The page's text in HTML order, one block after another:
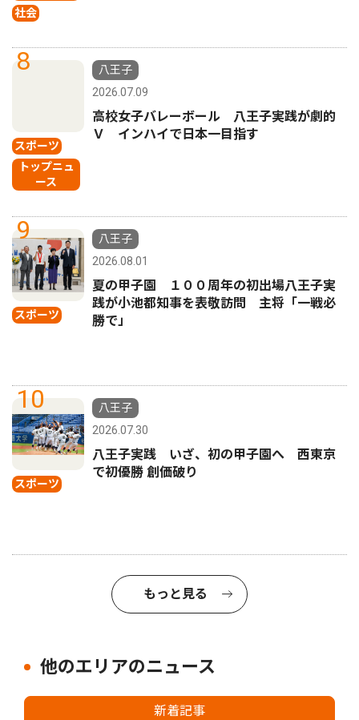
社会
8
スポーツ
トップニュ
ース
八王子
2026.07.09
高校女子バレーボール 八王子実践が劇的
Ｖ インハイで日本一目指す
9
スポーツ
八王子
2026.08.01
夏の甲子園 １００周年の初出場八王子実
践が小池都知事を表敬訪問 主将「一戦必
勝で」
10
スポーツ
八王子
2026.07.30
八王子実践 いざ、初の甲子園へ 西東京
で初優勝 創価破り
もっと見る
他のエリアのニュース
新着記事